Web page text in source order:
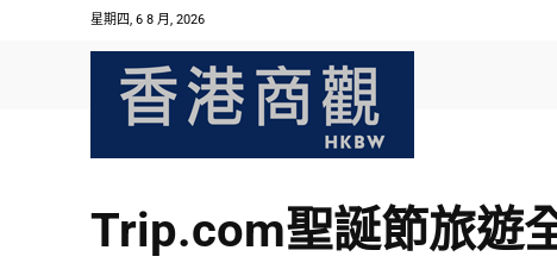
星期四, 6 8 月, 2026
Trip.com聖誕節旅遊